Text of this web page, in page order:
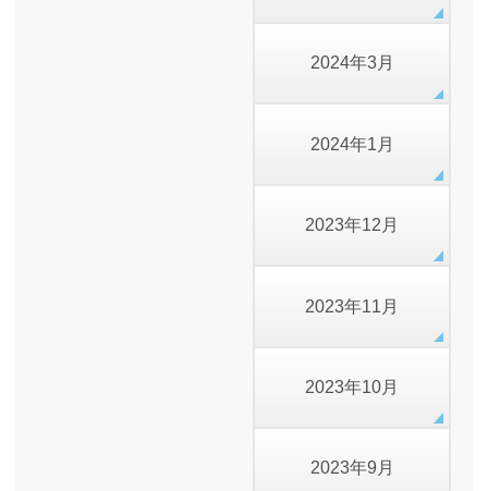
2024年3月
2024年1月
2023年12月
2023年11月
2023年10月
2023年9月